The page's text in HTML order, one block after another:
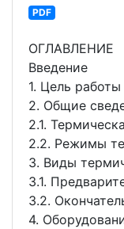
PDF
ОГЛАВЛЕНИЕ
Введение
1. Цель работы
2. Общие
2.1.
2.2. Режимы
3. Виды
3.1.
3.2.
4.